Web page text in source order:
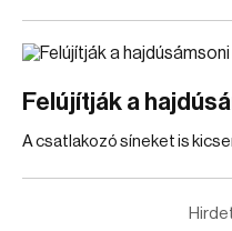
Felújítják a
A csatlakozó síneket is